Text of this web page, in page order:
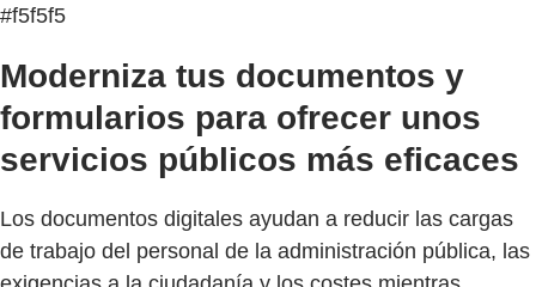
#f5f5f5
Moderniza tus documentos y
formularios para ofrecer unos
servicios públicos más eficaces
Los documentos digitales ayudan a reducir las cargas
de trabajo del personal de la administración pública, las